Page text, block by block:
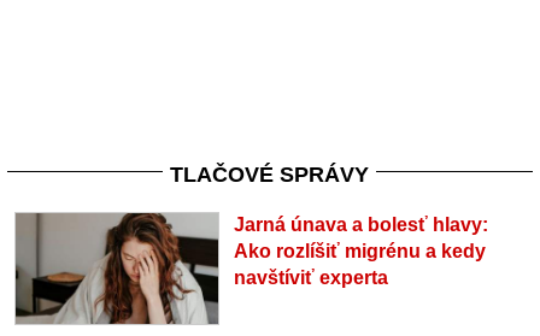
TLAČOVÉ SPRÁVY
Jarná únava a bolesť hlavy:
Ako rozlíšiť migrénu a kedy
navštíviť experta